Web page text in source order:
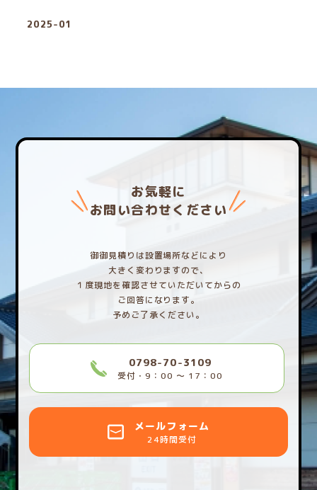
2025-01
お気軽に
お問い合わせください
御御見積りは設置場所などにより
大きく変わりますので、
１度現地を確認させていただいてからの
ご回答になります。
予めご了承ください。
0798-70-3109
受付・9：00 〜 17：00
メールフォーム
24時間受付